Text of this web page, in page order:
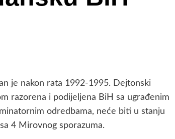
je nakon rata 1992-1995. Dejtonski
razorena i podijeljena BiH sa ugrađenim
odredbama, neće biti u stanju
4 Mirovnog sporazuma.